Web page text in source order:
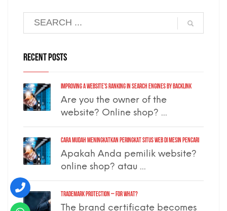
RECENT POSTS
Improving a Website’s Ranking in Search Engines by Backlink
Are you the owner of the
website? Online shop? ...
Cara Mudah Meningkatkan Peringkat Situs Web di Mesin Pencari
Apakah Anda pemilik website?
online shop? atau ...
TRADEMARK PROTECTION – for what?
The brand certificate becomes